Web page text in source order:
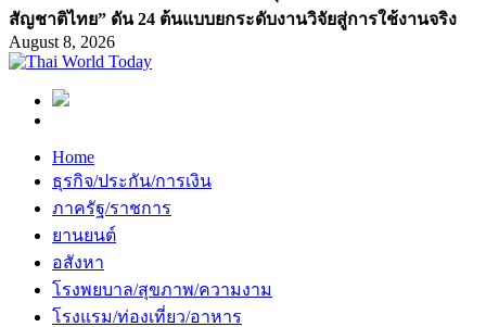
สัญชาติไทย” ดัน 24 ต้นแบบยกระดับงานวิจัยสู่การใช้งานจริง
August 8, 2026
Home
ธุรกิจ/ประกัน/การเงิน
ภาครัฐ/ราชการ
ยานยนต์
อสังหา
โรงพยบาล/สุขภาพ/ความงาม
โรงแรม/ท่องเที่ยว/อาหาร